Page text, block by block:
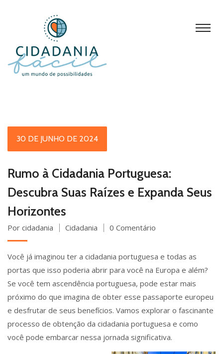
30 DE JUNHO DE 2024
Rumo à Cidadania Portuguesa:
Descubra Suas Raízes e Expanda Seus
Horizontes
Por cidadania Cidadania 0 Comentário
Você já imaginou ter a cidadania portuguesa e todas as
portas que isso poderia abrir para você na Europa e além?
Se você tem ascendência portuguesa, pode estar mais
próximo do que imagina de obter esse passaporte europeu
e desfrutar de seus benefícios. Vamos explorar o fascinante
processo de obtenção da cidadania portuguesa e como
você pode embarcar nessa jornada significativa.